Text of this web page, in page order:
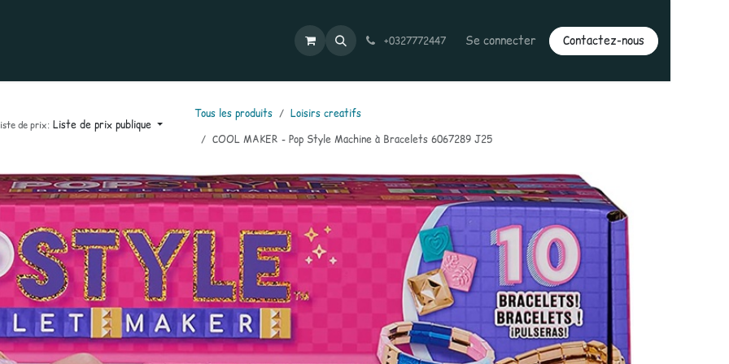
Contactez-nous +0327772447 Se connecter Contactez-nous
de prix: Liste de prix publique
Tous les produits
Loisirs creatifs
COOL MAKER - Pop Style Machine à Bracelets 6067289 J25